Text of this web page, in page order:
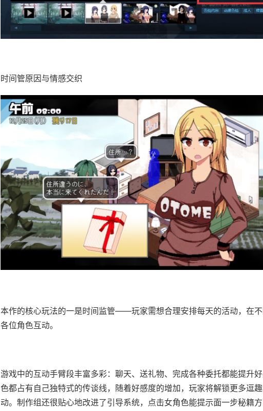
时间管原因与情感交织
本作的核心玩法的一是时间监管——玩家需想合理安排每天的活动，在
各位角色互动。
游戏中的​​互动手臂段丰富多彩​​：聊天、送礼物、完成各种委托都能提升
色都占有自己独特式的传谈线，随着好感度的增加，玩家将解锁更多逗
动。制作组还很贴心地改进了引导系统，点击女角色能提示面一步秘籍